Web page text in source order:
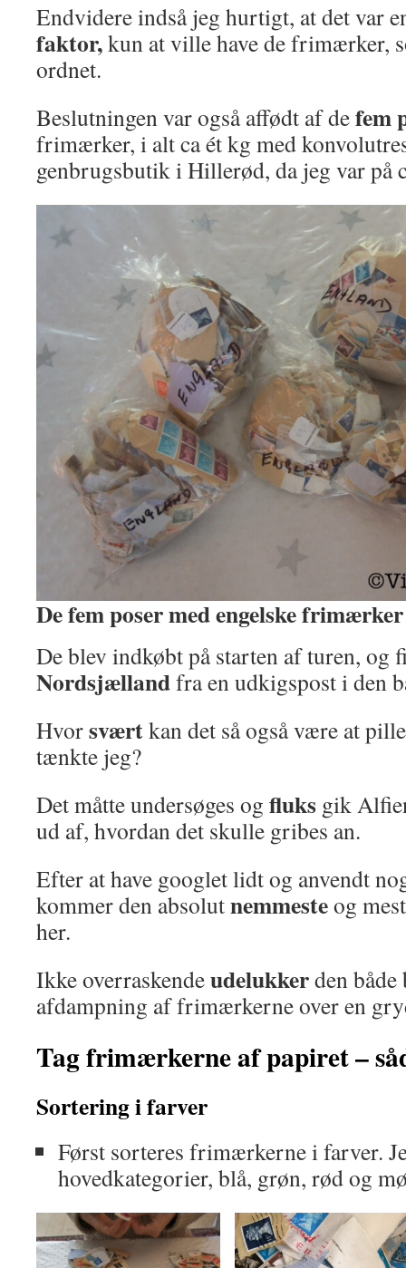
Endvidere indså jeg hurtigt, at det var
faktor,kun at ville have de frimærker,
ordnet.
Beslutningen var også affødt af defem
frimærker, i alt ca ét kg med
genbrugsbutik i Hillerød, da jeg var på
De fem poser med engelske frimærker
De blev indkøbt på starten af turen, og
Nordsjællandfra en udkigspost i den
Hvorsværtkan det så også være at
tænkte jeg?
Det måtte undersøges og fluks gik
ud af, hvordan det skulle gribes an.
Efter at have googlet lidt og anvendt
kommer den absolutnemmesteog
her.
Ikke overraskendeudelukkerden
afdampning af frimærkerne over en
Tag frimærkerne af papiret –
Sortering i farver
Først sorteres frimærkerne i farver.
hovedkategorier, blå, grøn, rød og